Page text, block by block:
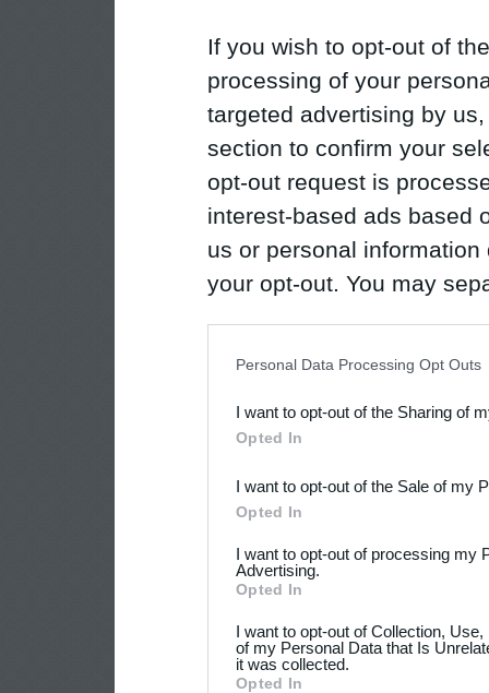
If you wish to opt-out of
processing of your
targeted advertising by
section to confirm your
opt-out request is
interest-based ads based
us or personal
your opt-out. You may
Downstream Participants
third parties.
Personal Data Processing Opt Outs
I want to opt-out of the Sharing of
Opted In
I want to opt-out of the Sale of my
Opted In
I want to opt-out of processing my
Advertising.
Opted In
I want to opt-out of Collection,
of my Personal Data that Is
it was collected.
Opted In